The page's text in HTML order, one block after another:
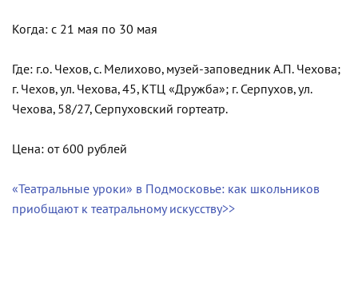
Когда: с 21 мая по 30 мая
Где: г.о. Чехов, с. Мелихово, музей-заповедник А.П. Чехова;
г. Чехов, ул. Чехова, 45, КТЦ «Дружба»; г. Серпухов, ул.
Чехова, 58/27, Серпуховский гортеатр.
Цена: от 600 рублей
«Театральные уроки» в Подмосковье: как школьников
приобщают к театральному искусству>>